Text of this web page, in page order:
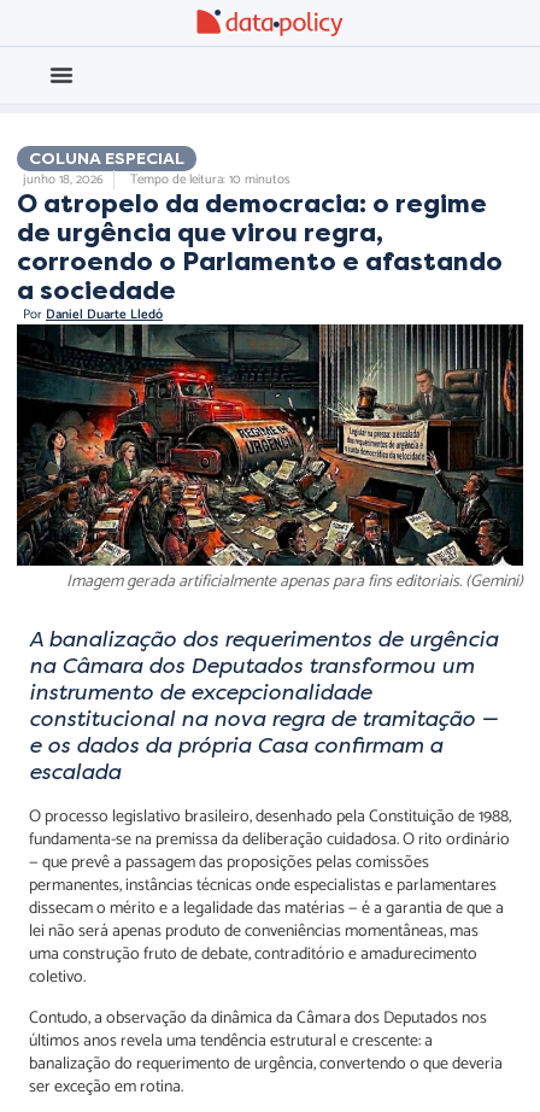
COLUNA ESPECIAL
junho 18, 2026 Tempo de leitura: 10 minutos
O atropelo da democracia: o regime
de urgência que virou regra,
corroendo o Parlamento e afastando
a sociedade
PorDaniel Duarte Lledó
Imagem gerada artificialmente apenas para fins editoriais. (Gemini)
A banalização dos requerimentos de urgência
na Câmara dos Deputados transformou um
instrumento de excepcionalidade
constitucional na nova regra de tramitação —
e os dados da própria Casa confirmam a
escalada
O processo legislativo brasileiro, desenhado pela Constituição de 1988,
fundamenta-se na premissa da deliberação cuidadosa. O rito ordinário
— que prevê a passagem das proposições pelas comissões
permanentes, instâncias técnicas onde especialistas e parlamentares
dissecam o mérito e a legalidade das matérias — é a garantia de que a
lei não será apenas produto de conveniências momentâneas, mas
uma construção fruto de debate, contraditório e amadurecimento
coletivo.
Contudo, a observação da dinâmica da Câmara dos Deputados nos
últimos anos revela uma tendência estrutural e crescente: a
banalização do requerimento de urgência, convertendo o que deveria
ser exceção em rotina.